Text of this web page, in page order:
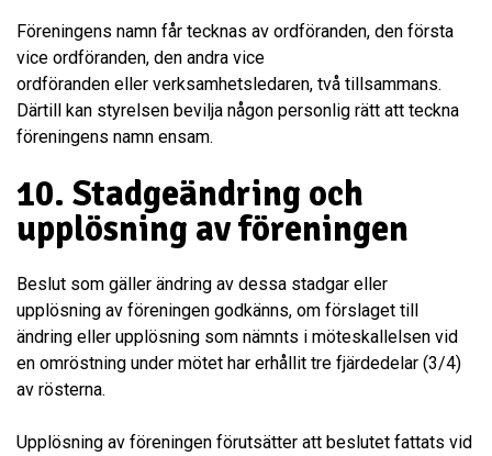
Föreningens namn får tecknas av ordföranden, den första
vice ordföranden, den andra vice
ordföranden eller verksamhetsledaren, två tillsammans.
Därtill kan styrelsen bevilja någon personlig rätt att teckna
föreningens namn ensam.
10. Stadgeändring och
upplösning av föreningen
Beslut som gäller ändring av dessa stadgar eller
upplösning av föreningen godkänns, om förslaget till
ändring eller upplösning som nämnts i möteskallelsen vid
en omröstning under mötet har erhållit tre fjärdedelar (3/4)
av rösterna.
Upplösning av föreningen förutsätter att beslutet fattats vid